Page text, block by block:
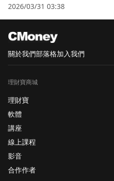
2026/03/31 03:38
關於我們部落格加入我們
理財寶商城
理財寶
軟體
講座
線上課程
影音
合作作者